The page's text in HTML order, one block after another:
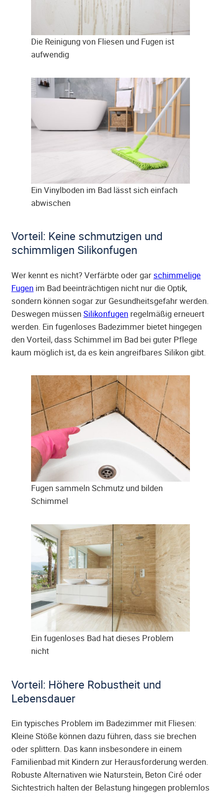
Die Reinigung von Fliesen und Fugen ist
aufwendig
Ein Vinylboden im Bad lässt sich einfach
abwischen
Vorteil: Keine schmutzigen und
schimmligen Silikonfugen
Wer kennt es nicht? Verfärbte oder garschimmelige
Fugen im Bad beeinträchtigen nicht nur die Optik,
sondern können sogar zur Gesundheitsgefahr werden.
Deswegen müssen Silikonfugen regelmäßig erneuert
werden. Ein fugenloses Badezimmer bietet hingegen
den Vorteil, dass Schimmel im Bad bei guter Pflege
kaum möglich ist, da es kein angreifbares Silikon gibt.
Fugen sammeln Schmutz und bilden
Schimmel
Ein fugenloses Bad hat dieses Problem
nicht
Vorteil: Höhere Robustheit und
Lebensdauer
Ein typisches Problem im Badezimmer mit Fliesen:
Kleine Stöße können dazu führen, dass sie brechen
oder splittern. Das kann insbesondere in einem
Familienbad mit Kindern zur Herausforderung werden.
Robuste Alternativen wie Naturstein, Beton Ciré oder
Sichtestrich halten der Belastung hingegen problemlos